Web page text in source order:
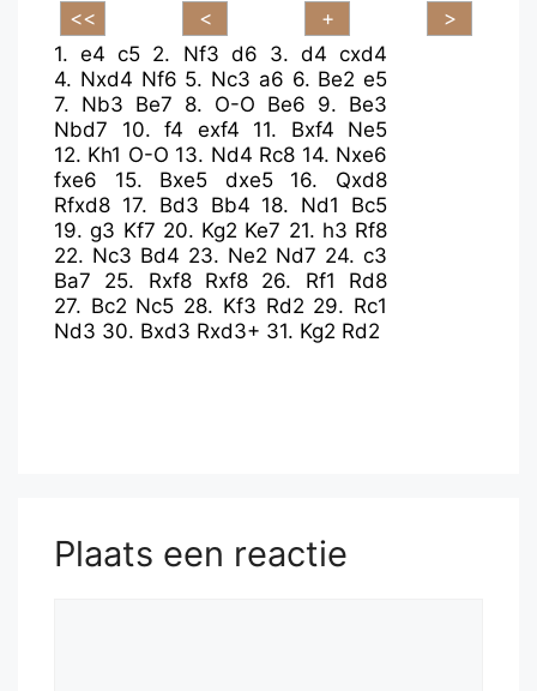
1.e4 c5 2. Nf3 d6 3. d4 cxd4
4. Nxd4 Nf6 5. Nc3 a6 6. Be2 e5
7. Nb3 Be7 8. O-O Be6 9. Be3
Nbd7
10. f4 exf4 11. Bxf4
Ne5
12. Kh1 O-O 13. Nd4 Rc8 14. Nxe6
fxe6
15. Bxe5 dxe5 16. Qxd8
Rfxd8 17. Bd3 Bb4 18. Nd1
Bc5
19.g3 Kf7 20. Kg2 Ke7 21. h3 Rf8
22. Nc3 Bd4 23. Ne2 Nd7 24. c3
Ba7
25. Rxf8 Rxf8 26. Rf1
Rd8
27. Bc2 Nc5 28. Kf3 Rd2 29. Rc1
Nd3 30. Bxd3 Rxd3+ 31. Kg2 Rd2
Plaats een reactie